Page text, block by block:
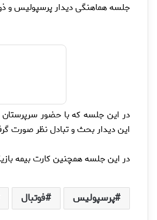
جلسه هماهنگی دیدار پرسپولیس و
در این جلسه که با حضور سرپرستان
این دیدار بحث و تبادل نظر صورت
در این جلسه همچنین کارت بیمه
پرسپولیس فوتبال